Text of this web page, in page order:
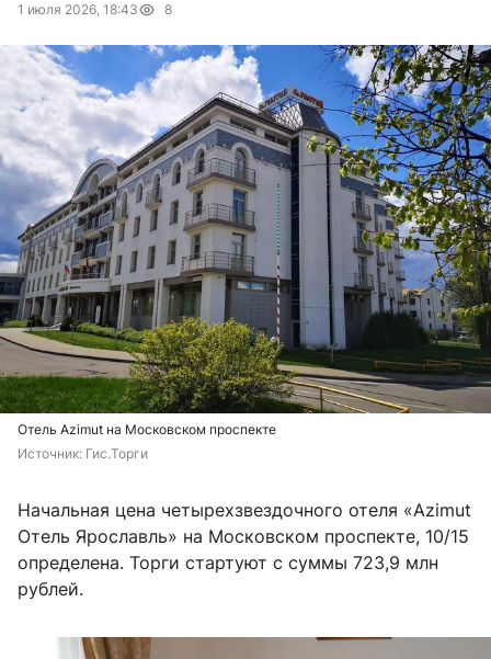
1 июля 2026, 18:43 8
Отель Azimut на Московском проспекте
Источник: Гис.Торги
Начальная цена четырехзвездочного отеля «Azimut
Отель Ярославль» на Московском проспекте, 10/15
определена. Торги стартуют с суммы 723,9 млн
рублей.